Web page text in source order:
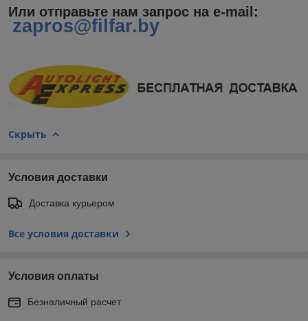
Или отправьте нам запрос на e-mail :
zapros@filfar.by
Скрыть
Условия доставки
Доставка курьером
Все условия доставки
Условия оплаты
Безналичный расчет